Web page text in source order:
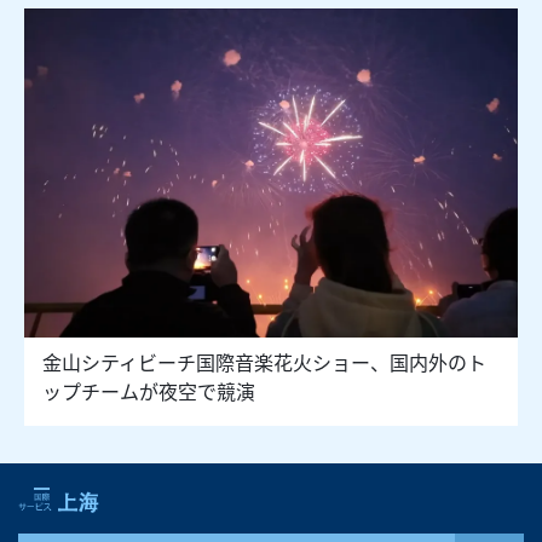
金山シティビーチ国際音楽花火ショー、国内外のト
ップチームが夜空で競演